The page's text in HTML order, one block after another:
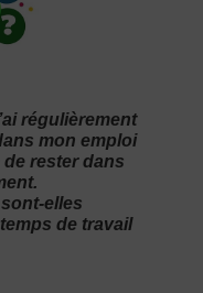
régulièrement
mon emploi
rester dans
elles
de travail